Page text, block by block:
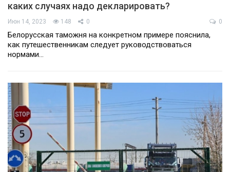
каких случаях надо декларировать?
Июн 14, 2023 148 0 0
Белорусская таможня на конкретном примере пояснила,
как путешественникам следует руководствоваться
нормами…